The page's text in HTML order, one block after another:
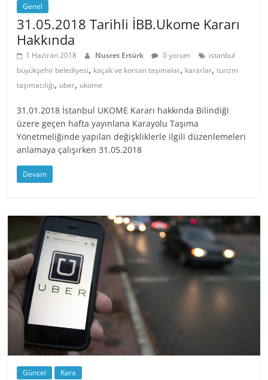
Genel
31.05.2018 Tarihli İBB.Ukome Kararı
Hakkında
1 Haziran 2018 Nusret Ertürk 0 yorum
istanbul
büyükşehir belediyesi, kaçak ve korsan taşımalar, kararlar,turizm
taşımacılığı, uber, ukome
31.01.2018 İstanbul UKOME Kararı hakkında Bilindiği
üzere geçen hafta yayınlana Karayolu Taşıma
Yönetmeliğinde yapılan değişkliklerle ilgili düzenlemeleri
anlamaya çalışırken 31.05.2018
Devam
Güncel Kara